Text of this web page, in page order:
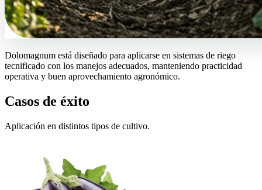
Dolomagnum está diseñado para aplicarse en sistemas de riego
tecnificado con los manejos adecuados, manteniendo practicidad
operativa y buen aprovechamiento agronómico.
Casos de éxito
Aplicación en distintos tipos de cultivo.